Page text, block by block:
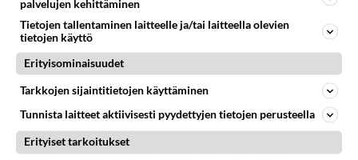
Voiko meidän välit
Koskaan parantua tästä?
05.08.2026 05:34
691
Osallistu keskusteluun
TTK tulee taas tänä syksynä. Ohjelman uudet tähtioppilaat julkistetaan torstaina 6. elokuuta klo 14 alkavassa lehdistö
Mitä tuot pöytään parisuhteessa?
palvelujen kehittäminen
Tietojen tallentaminen laitteelle ja/tai laitteella olevien
tietojen käyttö
Erityisominaisuudet
Tarkkojen sijaintitietojen käyttäminen
Tunnista laitteet aktiivisesti pyydettyjen tietojen perusteella
Erityiset tarkoitukset